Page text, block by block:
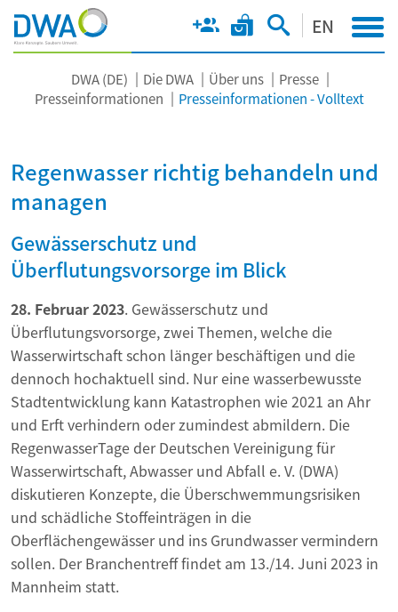
EN
DWA (DE) Die DWA Über uns
Presse
Presseinformationen
Presseinformationen - Volltext
Regenwasser richtig behandeln und
managen
Gewässerschutz und
Überflutungsvorsorge im Blick
28. Februar 2023. Gewässerschutz und
Überflutungsvorsorge, zwei Themen, welche die
Wasserwirtschaft schon länger beschäftigen und die
dennoch hochaktuell sind. Nur eine wasserbewusste
Stadtentwicklung kann Katastrophen wie 2021 an Ahr
und Erft verhindern oder zumindest abmildern. Die
RegenwasserTage der Deutschen Vereinigung für
Wasserwirtschaft, Abwasser und Abfall e. V. (DWA)
diskutieren Konzepte, die Überschwemmungsrisiken
und schädliche Stoffeinträgen in die
Oberflächengewässer und ins Grundwasser vermindern
sollen. Der Branchentreff findet am 13./14. Juni 2023 in
Mannheim statt.